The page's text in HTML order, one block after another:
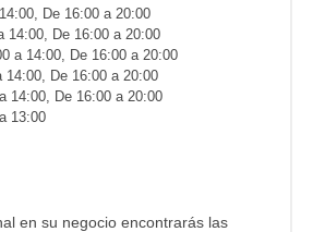
De 16:00 a 20:00
14:00, De 16:00 a 20:00
a 14:00, De 16:00 a 20:00
De 16:00 a 20:00
14:00, De 16:00 a 20:00
13:00
en su negocio encontrarás las